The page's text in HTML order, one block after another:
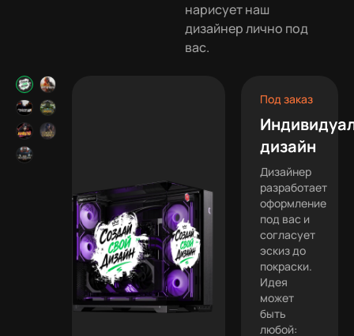
нарисует наш
дизайнер лично под
вас.
Под заказ
дизайн
Дизайнер
разработает
оформление
под вас и
согласует
эскиз до
покраски.
Идея
может
быть
любой: